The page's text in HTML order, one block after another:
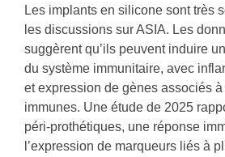
Les implants en silicone sont très
les discussions sur ASIA. Les
suggèrent qu’ils peuvent induire
du système immunitaire, avec
et expression de gènes associés
immunes. Une étude de 2025
péri-prothétiques, une réponse
l’expression de marqueurs liés à